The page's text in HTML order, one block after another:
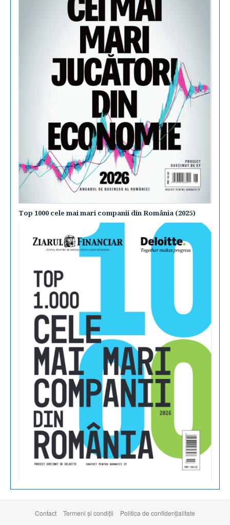
Top 1000 cele mai mari companii din România (2025)
Contact Termeni şi condiţii
Politica de confidențialitate